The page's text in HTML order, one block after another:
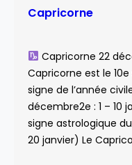
Capricorne
Capricorne 22
Capricorne est le
signe de l’année
décembre2e : 1 – 10
signe astrologique
20 janvier) Le